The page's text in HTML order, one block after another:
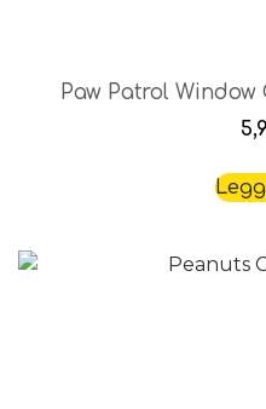
Paw Patrol